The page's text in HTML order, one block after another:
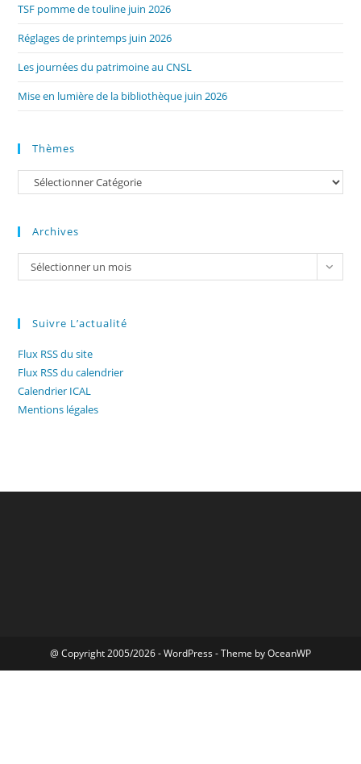
TSF pomme de touline juin 2026
Réglages de printemps juin 2026
Les journées du patrimoine au CNSL
Mise en lumière de la bibliothèque juin 2026
Thèmes
Catégories
Archives
Archives
Sélectionner un mois
Suivre L’actualité
Flux RSS du site
Flux RSS du calendrier
Calendrier ICAL
Mentions légales
@ Copyright 2005/2026 - WordPress - Theme by OceanWP